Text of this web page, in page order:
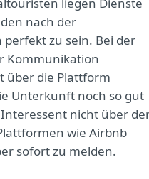
nach der
zu sein. Bei der
Kommunikation
über die Plattform
Unterkunft noch so gut
nicht über
wie Airbnb
sofort zu melden.